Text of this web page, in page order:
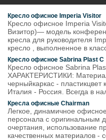
Кресло офисное Imperia Visitor
Кресло офисное Imperia
Визитор)— модель
кресла для руководителя
кресло , выполненное в
Кресло офисное Sabrina Plast C
Кресло офисное Sabrina
ХАРАКТЕРИСТИКИ:
черныйкаркас - пластикцвет
Италия - Россия. Всегда в
Кресла офисные Chairman
Легкое, динамичное
персонала с оригинальным
очертания, использование
качественных материалов -